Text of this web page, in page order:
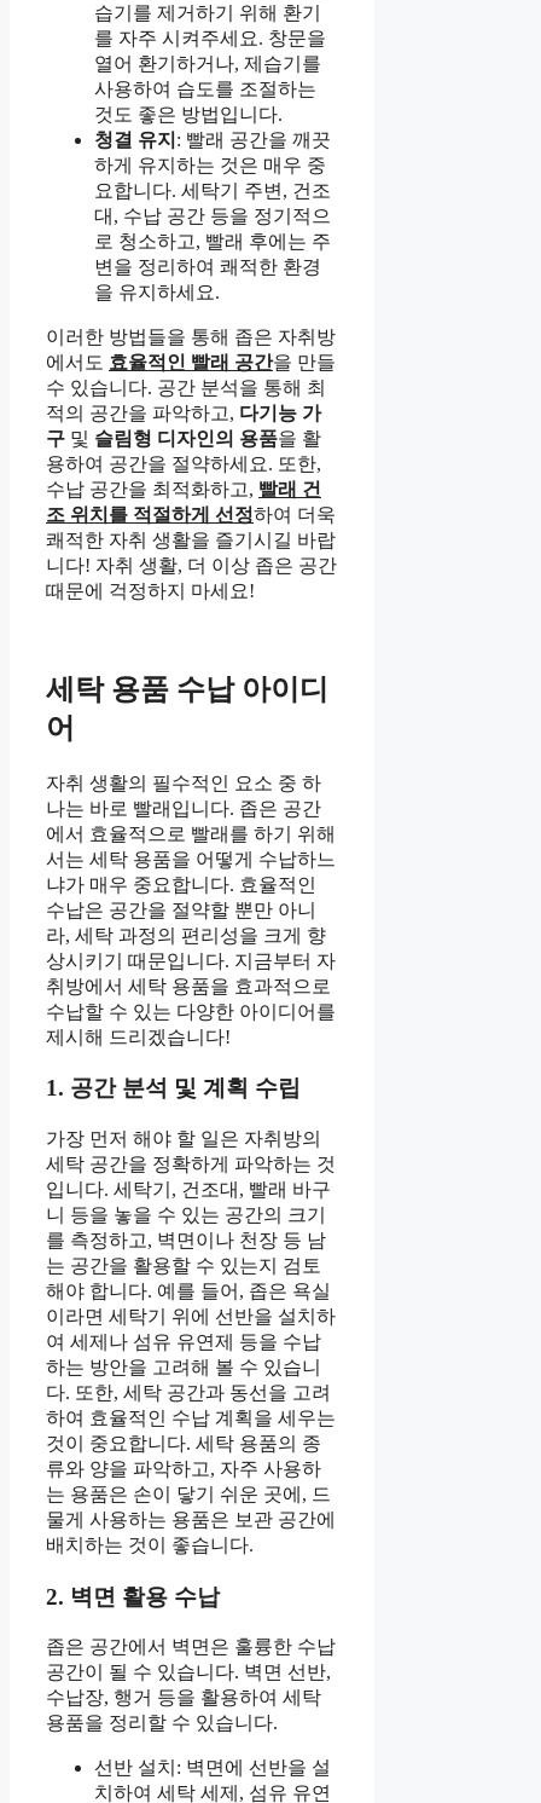
습기를 제거하기 위해 환기
를 자주 시켜주세요. 창문을
열어 환기하거나, 제습기를
사용하여 습도를 조절하는
것도 좋은 방법입니다.
청결 유지 : 빨래 공간을 깨끗
하게 유지하는 것은 매우 중
요합니다. 세탁기 주변, 건조
대, 수납 공간 등을 정기적으
로 청소하고, 빨래 후에는 주
변을 정리하여 쾌적한 환경
을 유지하세요.
이러한 방법들을 통해 좁은 자취방
에서도 효율적인 빨래 공간을 만들
수 있습니다. 공간 분석을 통해 최
적의 공간을 파악하고, 다기능 가
구 및 슬림형 디자인의 용품을 활
용하여 공간을 절약하세요. 또한,
수납 공간을 최적화하고, 빨래 건
조 위치를 적절하게 선정하여 더욱
쾌적한 자취 생활을 즐기시길 바랍
니다! 자취 생활, 더 이상 좁은 공간
때문에 걱정하지 마세요!
세탁 용품 수납 아이디
어
자취 생활의 필수적인 요소 중 하
나는 바로 빨래입니다. 좁은 공간
에서 효율적으로 빨래를 하기 위해
서는 세탁 용품을 어떻게 수납하느
냐가 매우 중요합니다. 효율적인
수납은 공간을 절약할 뿐만 아니
라, 세탁 과정의 편리성을 크게 향
상시키기 때문입니다. 지금부터 자
취방에서 세탁 용품을 효과적으로
수납할 수 있는 다양한 아이디어를
제시해 드리겠습니다!
1. 공간 분석 및 계획 수립
가장 먼저 해야 할 일은 자취방의
세탁 공간을 정확하게 파악하는 것
입니다. 세탁기, 건조대, 빨래 바구
니 등을 놓을 수 있는 공간의 크기
를 측정하고, 벽면이나 천장 등 남
는 공간을 활용할 수 있는지 검토
해야 합니다. 예를 들어, 좁은 욕실
이라면 세탁기 위에 선반을 설치하
여 세제나 섬유 유연제 등을 수납
하는 방안을 고려해 볼 수 있습니
다. 또한, 세탁 공간과 동선을 고려
하여 효율적인 수납 계획을 세우는
것이 중요합니다. 세탁 용품의 종
류와 양을 파악하고, 자주 사용하
는 용품은 손이 닿기 쉬운 곳에, 드
물게 사용하는 용품은 보관 공간에
배치하는 것이 좋습니다.
2. 벽면 활용 수납
좁은 공간에서 벽면은 훌륭한 수납
공간이 될 수 있습니다. 벽면 선반,
수납장, 행거 등을 활용하여 세탁
용품을 정리할 수 있습니다.
선반 설치: 벽면에 선반을 설
치하여 세탁 세제, 섬유 유연